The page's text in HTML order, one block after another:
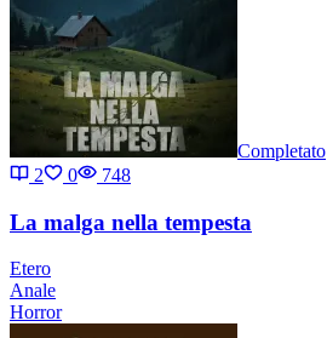
Completato
2
0 748
La malga nella tempesta
Etero
Anale
Horror